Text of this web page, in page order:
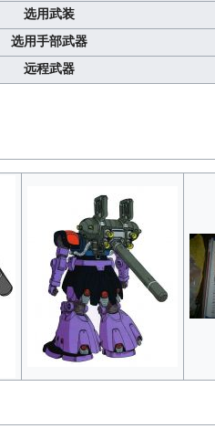
选用武装
选用手部武器
远程武器